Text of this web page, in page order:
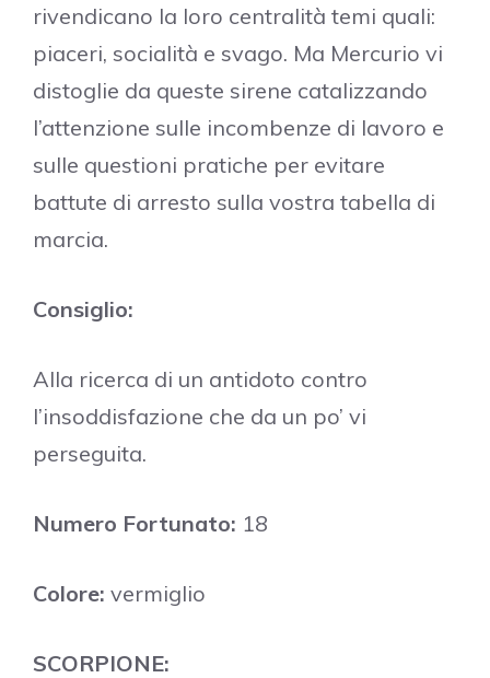
rivendicano la loro centralità temi quali:
piaceri, socialità e svago. Ma Mercurio vi
distoglie da queste sirene catalizzando
l’attenzione sulle incombenze di lavoro e
sulle questioni pratiche per evitare
battute di arresto sulla vostra tabella di
marcia.
Consiglio:
Alla ricerca di un antidoto contro
l’insoddisfazione che da un po’ vi
perseguita.
Numero Fortunato: 18
Colore: vermiglio
SCORPIONE: